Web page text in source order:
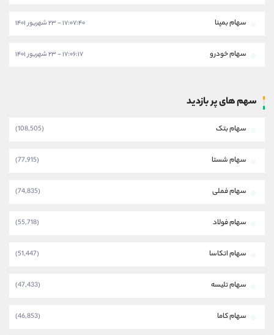
سهام بمپنا ۱۷:۰۷:۴۰ - ۲۳ شهریور ۱۴۰۱
سهام خودرو ۱۷:۰۶:۱۷ - ۲۳ شهریور ۱۴۰۱
سهم های پر بازدید
سهام بتک (108,505)
سهام شستا (77,915)
سهام فملی (74,835)
سهام فولاد (55,718)
سهام اتکاسا (51,447)
سهام تلیسه (47,433)
سهام کاما (46,853)